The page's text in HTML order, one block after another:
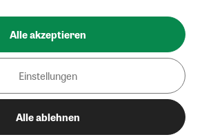
Alle akzeptieren
Einstellungen
Alle ablehnen